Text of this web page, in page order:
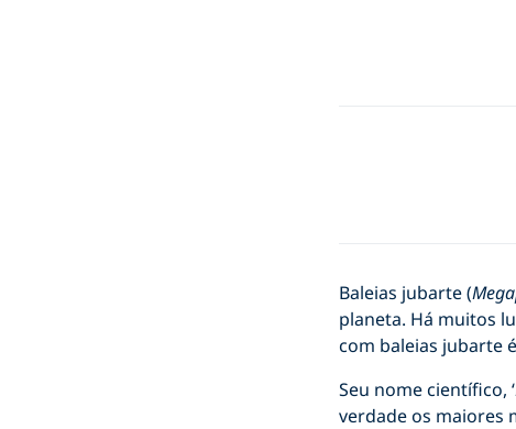
Baleias jubarte (
planeta. Há muitos
com baleias jubarte
Seu nome científico, ‘
verdade os maiores